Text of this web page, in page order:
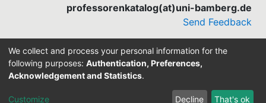
professorenkatalog(at)uni-bamberg.de
Send Feedback
Built withDSpace-CRIS software
We collect and process your personal information for the
following purposes: Authentication, Preferences,
Acknowledgement and Statistics.
Customize Decline That's ok